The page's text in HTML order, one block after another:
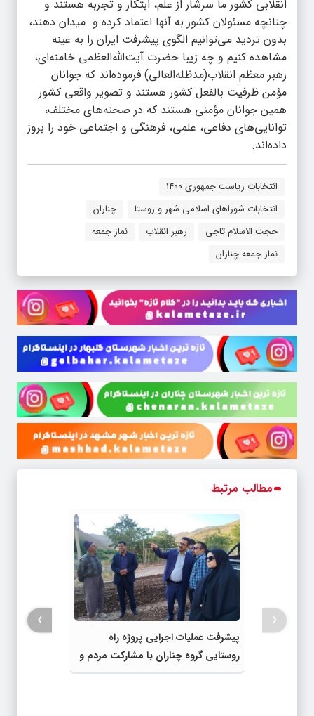
انقلابی کشور ما سرشار از علم، ابتکار و تجربه هستند و
چنانچه مسئولان کشور به آنها اعتماد کرده و میدان دهند،
بدون تردید می‌توانیم الگوی پیشرفت ایران را به عینه
مشاهده کنیم و چه زیبا حضرت آیت‌الله‌العظمی خامنه‌ای،
رهبر معظم انقلاب(مدظله‌العالی) فرموده‌اند که جوانان
مؤمن ظرفیت بالفعل کشور هستند و تصویر واقعی کشور
همین جوانان مؤمنی هستند که در صحنه‌های مختلف،
توانایی‌های دفاعی، علمی، فرهنگی و اجتماعی خود را بروز
داده‌اند.
انتخابات ریاست جمهوری 1400
انتخابات شوراهای اسلامی شهر و روستا
چناران
حجت الاسلام تاجی
رهبر انقلاب
نماز جمعه
نماز جمعه چناران
مطالب مرتبط
پیشرفت عملیات اجرایی پروژه راه
روستایی گروه چناران با مشارکت مردم و
اعتبارات دولتی
‹
›